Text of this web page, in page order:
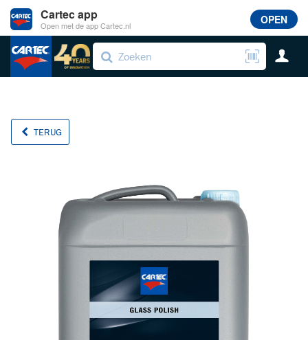
TERUG
Cartec app
Open met de app Cartec.nl OPEN